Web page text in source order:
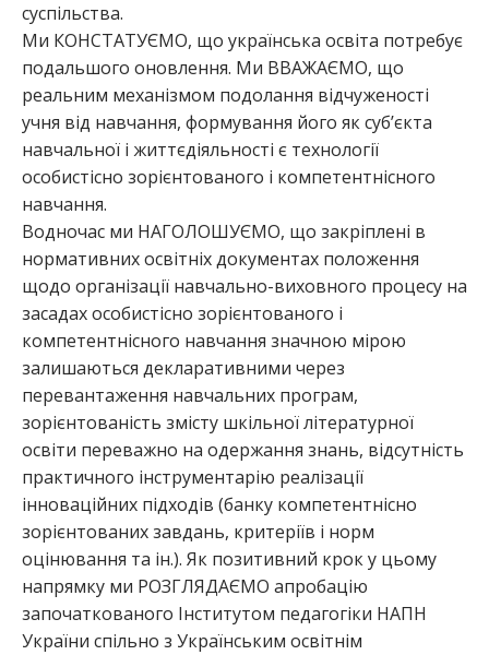
суспільства.
Ми КОНСТАТУЄМО, що українська освіта потребує
подальшого оновлення. Ми ВВАЖАЄМО, що
реальним механізмом подолання відчуженості
учня від навчання, формування його як суб’єкта
навчальної і життєдіяльності є технології
особистісно зорієнтованого і компетентнісного
навчання.
Водночас ми НАГОЛОШУЄМО, що закріплені в
нормативних освітніх документах положення
щодо організації навчально-виховного процесу на
засадах особистісно зорієнтованого і
компетентнісного навчання значною мірою
залишаються декларативними через
перевантаження навчальних програм,
зорієнтованість змісту шкільної літературної
освіти переважно на одержання знань, відсутність
практичного інструментарію реалізації
інноваційних підходів (банку компетентнісно
зорієнтованих завдань, критеріїв і норм
оцінювання та ін.). Як позитивний крок у цьому
напрямку ми РОЗГЛЯДАЄМО апробацію
започаткованого Інститутом педагогіки НАПН
України спільно з Українським освітнім